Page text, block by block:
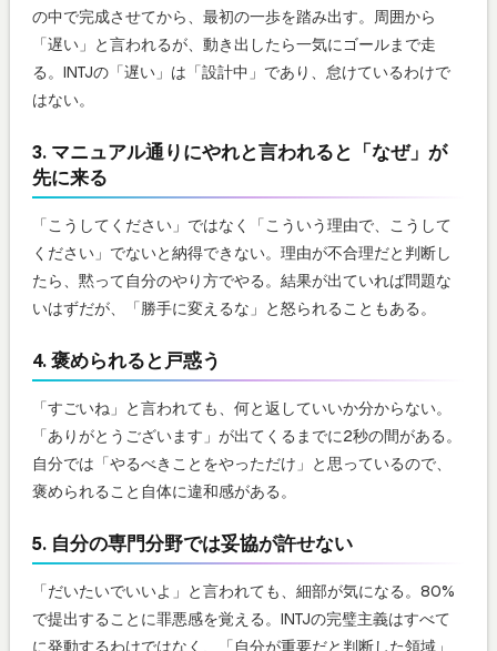
の中で完成させてから、最初の一歩を踏み出す。周囲から
「遅い」と言われるが、動き出したら一気にゴールまで走
る。INTJの「遅い」は「設計中」であり、怠けているわけで
はない。
3. マニュアル通りにやれと言われると「なぜ」が
先に来る
「こうしてください」ではなく「こういう理由で、こうして
ください」でないと納得できない。理由が不合理だと判断し
たら、黙って自分のやり方でやる。結果が出ていれば問題な
いはずだが、「勝手に変えるな」と怒られることもある。
4. 褒められると戸惑う
「すごいね」と言われても、何と返していいか分からない。
「ありがとうございます」が出てくるまでに2秒の間がある。
自分では「やるべきことをやっただけ」と思っているので、
褒められること自体に違和感がある。
5. 自分の専門分野では妥協が許せない
「だいたいでいいよ」と言われても、細部が気になる。80%
で提出することに罪悪感を覚える。INTJの完璧主義はすべて
に発動するわけではなく、「自分が重要だと判断した領域」